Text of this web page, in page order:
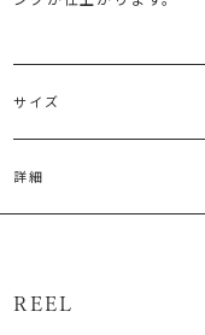
サイズ
詳細
メーカー品番：
REEL